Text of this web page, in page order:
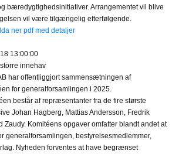
bæredygtighedsinitiativer. Arrangementet vil blive
vil være tilgængelig efterfølgende.
ner pdf med detaljer
13:00:00
innehav
har offentliggjort sammensætningen af
for generalforsamlingen i 2025.
består af repræsentanter fra de fire største
Johan Hagberg, Mattias Andersson, Fredrik
Zaudy. Komitéens opgaver omfatter blandt andet at
generalforsamlingen, bestyrelsesmedlemmer,
Nyheden forventes at have begrænset